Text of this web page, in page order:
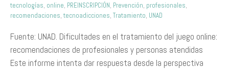
tecnologías, online, PREINSCRIPCIÓN, Prevención, profesionales,
recomendaciones, tecnoadicciones, Tratamiento, UNAD
Fuente: UNAD. Dificultades en el tratamiento del juego online:
recomendaciones de profesionales y personas atendidas
Este informe intenta dar respuesta desde la perspectiva